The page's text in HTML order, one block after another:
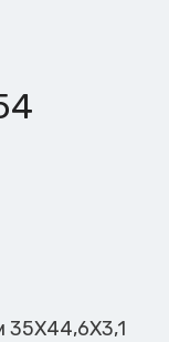
35X44,6X3,1